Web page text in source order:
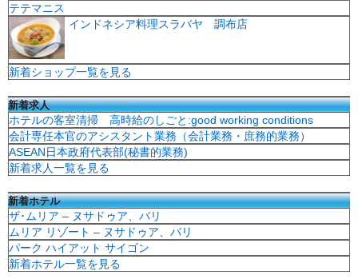
テテマニス
インドネシア料理スラバヤ 調布店
新着ショップ一覧を見る
新着求人
ホテルの客室清掃 高時給のしごと:good working conditions
会計専任本官のアシスタント業務（会計業務・庶務的業務）
ASEAN日本政府代表部(秘書的業務)
新着求人一覧を見る
新着ホテル
ザ･ムリア – ヌサドゥア、バリ
ムリア リゾート – ヌサドゥア、バリ
パーク ハイアット サイゴン
新着ホテル一覧を見る